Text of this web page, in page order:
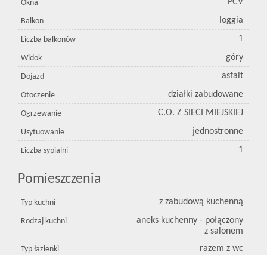
Okna PCV
Balkon loggia
Liczba balkonów 1
Widok góry
Dojazd asfalt
Otoczenie działki zabudowane
Ogrzewanie C.O. Z SIECI MIEJSKIEJ
Usytuowanie jednostronne
Liczba sypialni 1
Pomieszczenia
Typ kuchni z zabudową kuchenną
Rodzaj kuchni
aneks kuchenny - połączony
z salonem
Typ łazienki razem z wc